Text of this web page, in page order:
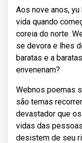
Aos nove anos,
vida quando
coreia do norte.
se devora e lhes
baratas e a
envenenam?
Webnos poemas
são temas
devastador que
vidas das
desistem de seu